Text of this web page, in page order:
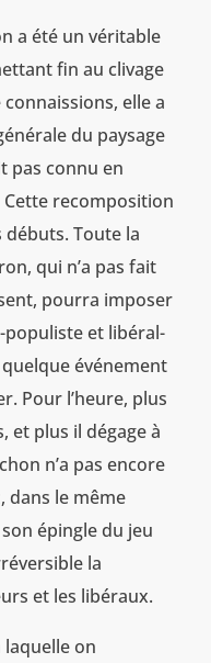
a été un véritable
fin au clivage
elle a
du paysage
pas connu en
Cette recomposition
débuts. Toute la
qui n’a pas fait
pourra imposer
et libéral-
événement
Pour l’heure, plus
et plus il dégage à
n’a pas encore
dans le même
épingle du jeu
la
et les libéraux.
on